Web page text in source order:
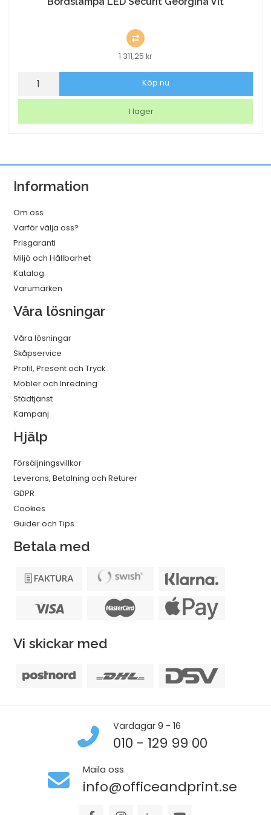
1 311,25 kr
Bordslampa
Georgina
Köp nu
I lager
Information
Om oss
Varför välja oss?
Prisgaranti
Miljö och Hållbarhet
Katalog
Varumärken
Våra lösningar
Våra lösningar
Skåpservice
Profil, Present och Tryck
Möbler och Inredning
Städtjänst
Kampanj
Hjälp
Försäljningsvillkor
Leverans, Betalning och Returer
GDPR
Cookies
Guider och Tips
Betala med
Vi skickar med
Vardagar 9 - 16
010 - 129 99 00
Maila oss
info@officeandprint.se